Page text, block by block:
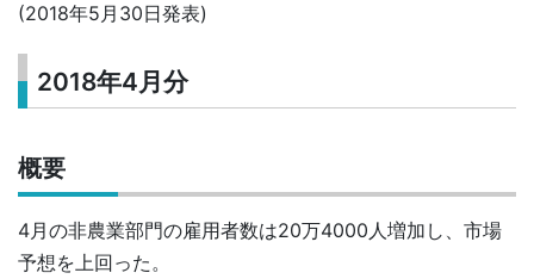
(2018年5月30日発表)
2018年4月分
概要
4月の非農業部門の雇用者数は20万4000人増加し、市場
予想を上回った。